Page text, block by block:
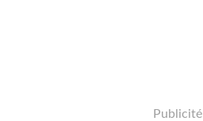
Publicité